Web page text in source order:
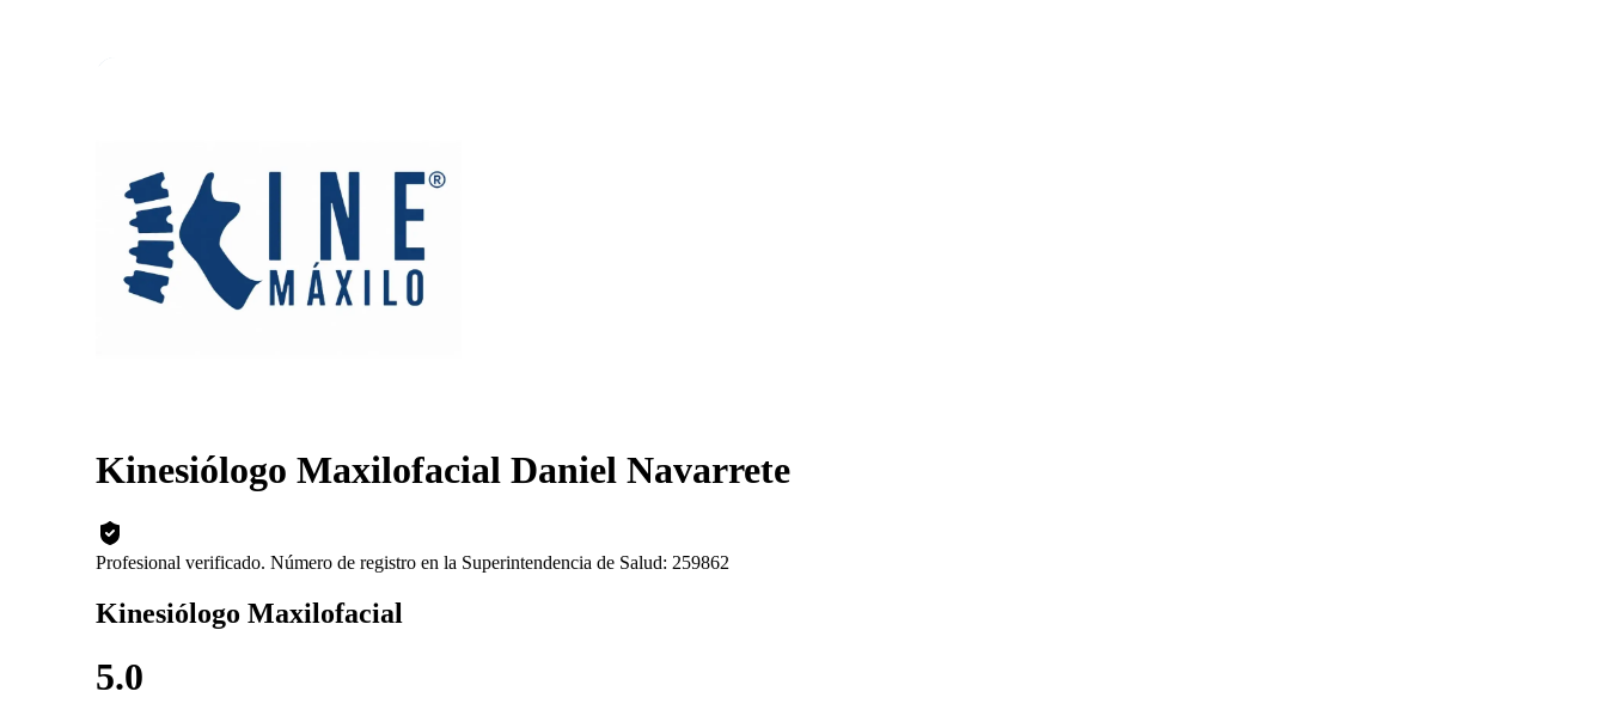
Kinesiólogo Maxilofacial Daniel Navarrete
Profesional verificado. Número de registro en la Superintendencia de Salud: 259862
Kinesiólogo Maxilofacial
5.0